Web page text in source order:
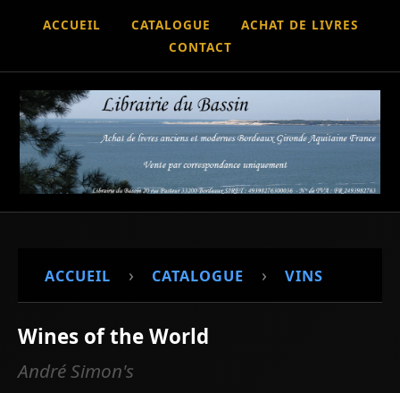
ACCUEIL CATALOGUE
ACHAT DE LIVRES
CONTACT
ACCUEIL › CATALOGUE › VINS
Wines of the World
André Simon's